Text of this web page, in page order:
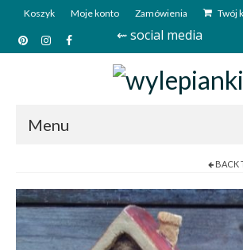
Koszyk Moje konto Zamówienia Twój
⇜ social media
Menu
Sklep
Kim jesteśmy?
BACK